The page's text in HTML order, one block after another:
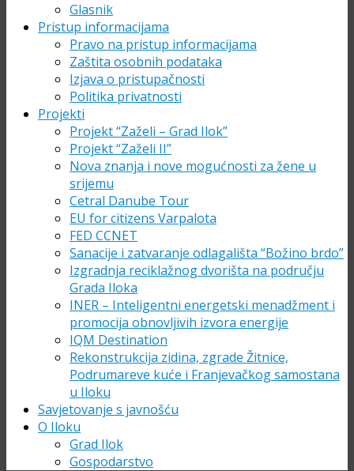
Glasnik
Pristup informacijama
Pravo na pristup informacijama
Zaštita osobnih podataka
Izjava o pristupačnosti
Politika privatnosti
Projekti
Projekt “Zaželi – Grad Ilok”
Projekt “Zaželi II”
Nova znanja i nove mogućnosti za žene u
srijemu
Cetral Danube Tour
EU for citizens Varpalota
FED CCNET
Sanacije i zatvaranje odlagališta “Božino brdo”
Izgradnja reciklažnog dvorišta na području
Grada Iloka
INER – Inteligentni energetski menadžment i
promocija obnovljivih izvora energije
IQM Destination
Rekonstrukcija zidina, zgrade Žitnice,
Podrumareve kuće i Franjevačkog samostana
u Iloku
Savjetovanje s javnošću
O Iloku
Grad Ilok
Gospodarstvo